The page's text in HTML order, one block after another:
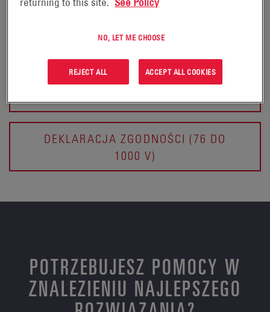
CERTYFIKATY ZGODNOŚCI
DEKLARACJA ZGODNOŚCI (PONIŻEJ
DEKLARACJA ZGODNOŚCI (76 DO
1000 V)
POTRZEBUJESZ POMOCY W
ZNALEZIENIU NAJLEPSZEGO
NO, LET ME CHOOSE
REJECT ALL ACCEPT ALL COOKIES